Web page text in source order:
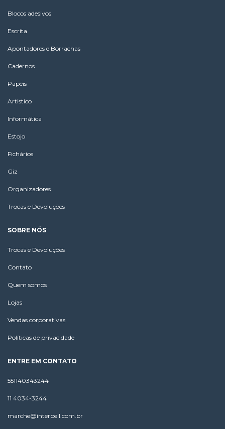
Blocos adesivos
Escrita
Apontadores e Borrachas
Cadernos
Papéis
Artistíco
Informática
Estojo
Fichários
Giz
Organizadores
Trocas e Devoluções
SOBRE NÓS
Trocas e Devoluções
Contato
Quem somos
Lojas
Vendas corporativas
Políticas de privacidade
ENTRE EM CONTATO
551140343244
11 4034-3244
marche@interpell.com.br